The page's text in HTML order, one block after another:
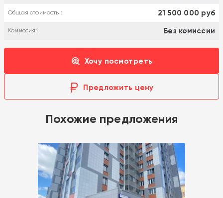
Общая стоимость : 21 500 000 руб
Комиссия: Без комиссии
Хочу посмотреть
Предложить цену
Похожие предложения